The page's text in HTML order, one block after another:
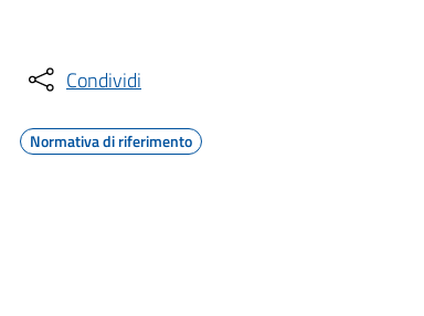
Condividi
Normativa di riferimento